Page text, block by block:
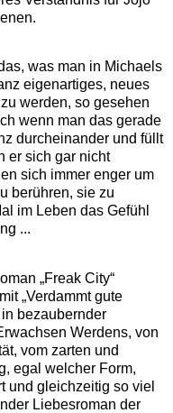
was man in Michaels
eigenartiges, neues
werden, so gesehen
wenn man das gerade
durcheinander und füllt
er sich gar nicht
sich immer enger um
berühren, sie zu
im Leben das Gefühl
...
„Freak City“
„Verdammt gute
bezaubernder
Werdens, von
vom zarten und
egal welcher Form,
und gleichzeitig so viel
Liebesroman der